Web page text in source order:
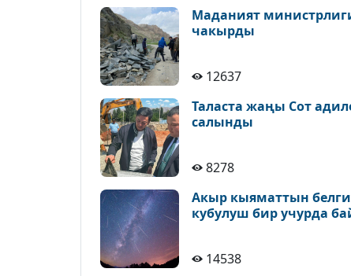
Маданият
чакырды
12637
Таласта жаңы Сот
салынды
8278
Акыр кыяматтын
кубулуш бир учурда
14538